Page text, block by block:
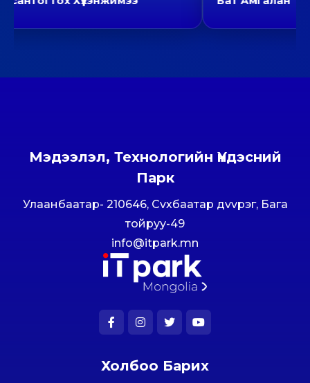
Мэдээлэл, Технологийн Үндэсний
Парк
Улаанбаатар- 210646, Сvхбаатар дvvрэг, Бага
тойруу-49
info@itpark.mn
Холбоо Барих